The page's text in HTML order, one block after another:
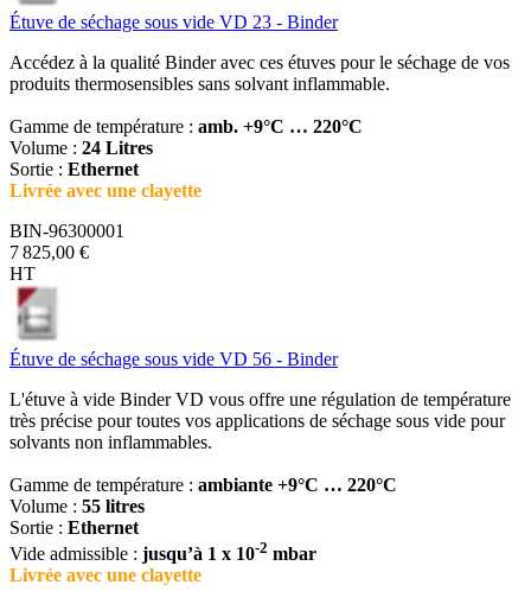
Étuve de séchage sous vide VD 23 - Binder
Accédez à la qualité Binder avec ces étuves pour le séchage de vos
produits thermosensibles sans solvant inflammable.
Gamme de température : amb. +9°C … 220°C
Volume : 24 Litres
Sortie : Ethernet
Livrée avec une clayette
BIN-96300001
7 825,00 €
HT
Étuve de séchage sous vide VD 56 - Binder
L'étuve à vide Binder VD vous offre une régulation de température
très précise pour toutes vos applications de séchage sous vide pour
solvants non inflammables.
Gamme de température : ambiante +9°C … 220°C
Volume : 55 litres
Sortie : Ethernet
Vide admissible : jusqu’à 1 x 10-2 mbar
Livrée avec une clayette